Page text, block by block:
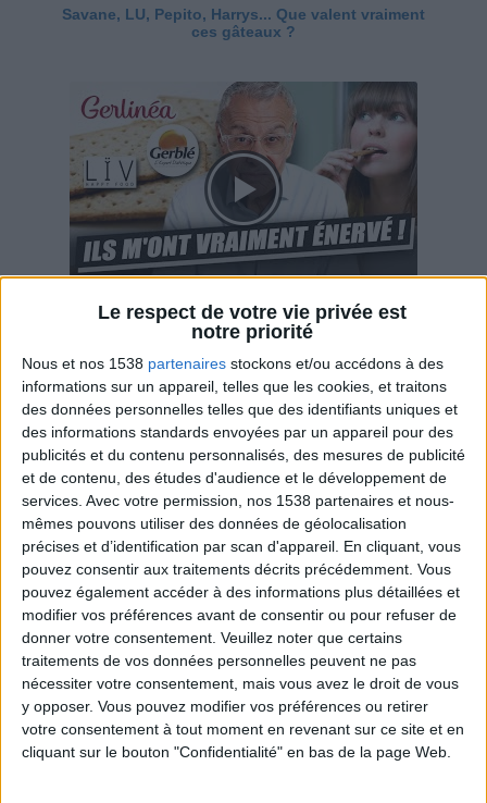
Le respect de votre vie privée est
notre priorité
Nous et nos 1538 partenaires stockons et/ou accédons à des
informations sur un appareil, telles que les cookies, et traitons
des données personnelles telles que des identifiants uniques et
des informations standards envoyées par un appareil pour des
publicités et du contenu personnalisés, des mesures de publicité
et de contenu, des études d'audience et le développement de
services. Avec votre permission, nos 1538 partenaires et nous-
mêmes pouvons utiliser des données de géolocalisation
précises et d’identification par scan d'appareil. En cliquant, vous
pouvez consentir aux traitements décrits précédemment. Vous
pouvez également accéder à des informations plus détaillées et
modifier vos préférences avant de consentir ou pour refuser de
donner votre consentement. Veuillez noter que certains
traitements de vos données personnelles peuvent ne pas
nécessiter votre consentement, mais vous avez le droit de vous
y opposer. Vous pouvez modifier vos préférences ou retirer
votre consentement à tout moment en revenant sur ce site et en
cliquant sur le bouton "Confidentialité" en bas de la page Web.
Savane, LU, Pepito, Harrys... Que valent vraiment
ces gâteaux ?
Ces marques diététiques : c'est n'importe quoi !
Webinaires en direct Voir tout
Peut-on remplacer la viande par des féculents ?
Consultation diététique du 05/08/2026